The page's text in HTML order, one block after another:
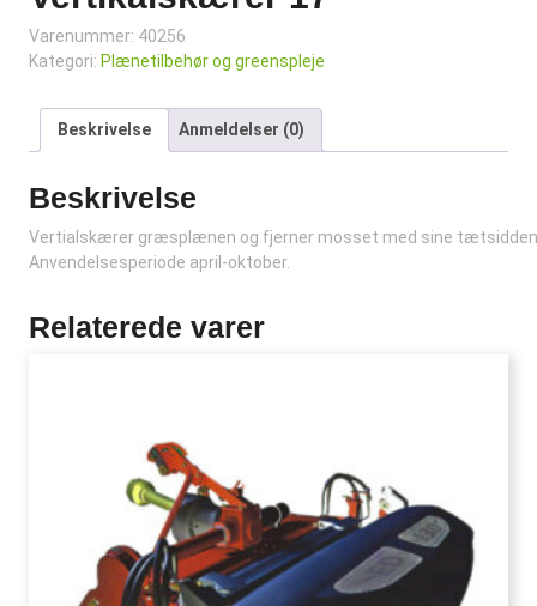
Varenummer: 40256
Kategori: Plænetilbehør og greenspleje
Beskrivelse Anmeldelser (0)
Beskrivelse
Vertialskærer græsplænen og fjerner mosset med sine
Anvendelsesperiode april-oktober.
Relaterede varer